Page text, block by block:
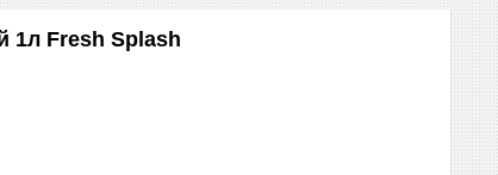
1л Fresh Splash